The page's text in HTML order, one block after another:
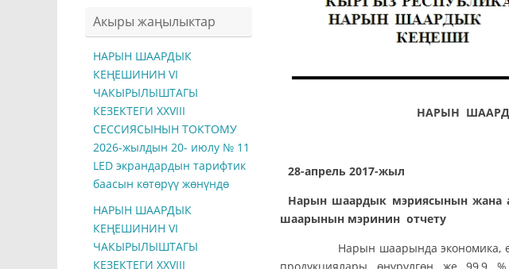
НАРЫН
28-апрель
Нарын шаардык мэриясынын жана
шаарынын мэринин отчету
Нарын шаарында экономика,
Акыры жаңылыктар
НАРЫН ШААРДЫК
КЕҢЕШИНИН VI
ЧАКЫРЫЛЫШТАГЫ
КЕЗЕКТЕГИ ХXVIII
СЕССИЯСЫНЫН ТОКТОМУ
2026-жылдын 20- июлу № 11
LED экрандардын тарифтик
баасын көтөрүү жөнүндө
НАРЫН ШААРДЫК
КЕҢЕШИНИН VI
ЧАКЫРЫЛЫШТАГЫ
КЕЗЕКТЕГИ ХXVIII